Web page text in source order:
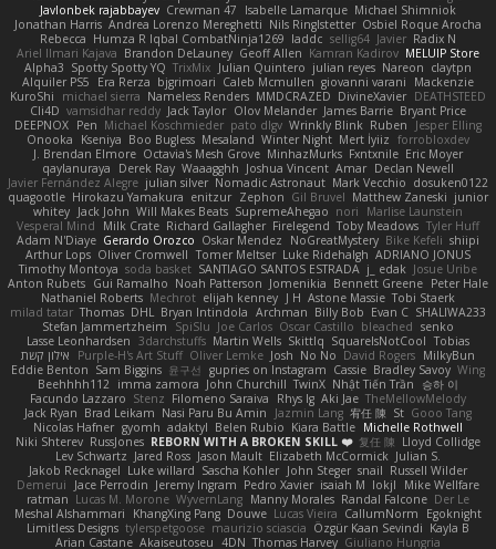
Javlonbek rajabbayev Crewman 47 Isabelle Lamarque Michael Shimniok
Jonathan Harris Andrea Lorenzo Mereghetti Nils Ringlstetter Osbiel Roque Arocha
Rebecca Humza R Iqbal CombatNinja1269 laddc sellig64 Javier Radix N
Ariel Ilmari Kajava Brandon DeLauney Geoff Allen Kamran Kadirov MELUIP Store
Alpha3 Spotty Spotty YQ TrixMix Julian Quintero julian reyes Nareon claytpn
Alquiler PS5
Era Rerza bjgrimoari Caleb Mcmullen giovanni varani
Mackenzie
KuroShi
michael sierra Nameless Renders MMDCRAZED DivineXavier DEATHSTEED
Cli4D vamsidhar reddy Jack Taylor Olov Melander James Barrie Bryant Price
DEEPNOX Pen Michael Koschmieder pato dlgv Wrinkly Blink Ruben
Jesper Elling
Onooka
Kseniya Boo Bugless Mesaland Winter Night Mert İyiiz forrobloxdev
J. Brendan Elmore Octavia's Mesh Grove MinhazMurks Fxntxnile Eric Moyer
qaylanuraya
Derek Ray Waaagghh Joshua Vincent Amar Declan Newell
Javier Fernández Alegre julian silver Nomadic Astronaut Mark Vecchio dosuken0122
quagootle Hirokazu Yamakura enitzur Zephon Gil Bruvel Matthew Zaneski junior
whitey Jack John Will Makes Beats SupremeAhegao nori
Marlise Launstein
Vesperal Mind
Milk Crate Richard Gallagher Firelegend Toby Meadows Tyler Huff
Adam N'Diaye Gerardo Orozco Oskar Mendez NoGreatMystery Bike Kefeli shiipi
Arthur Lops Oliver Cromwell Tomer Meltser Luke Ridehalgh ADRIANO JONUS
Timothy Montoya soda basket SANTIAGO SANTOS ESTRADA j_ edak Josue Uribe
Anton Rubets Gui Ramalho Noah Patterson Jomenikia Bennett Greene Peter Hale
Nathaniel Roberts Mechrot elijah kenney J H Astone Massie Tobi Staerk
milad tatar Thomas DHL Bryan Intindola Archman Billy Bob Evan C SHALIWA233
Stefan Jammertzheim
SpiSlu Joe Carlos Oscar Castillo bleached senko
Lasse Leonhardsen 3darchstuffs Martin Wells Skittlq SquareIsNotCool Tobias
אילון קשת
Purple-H's Art Stuff Oliver Lemke Josh No No David Rogers MilkyBun
Eddie Benton Sam Biggins 윤구선 gupries on Instagram Cassie Bradley Savoy Wing
Beehhhh112 imma zamora John Churchill TwinX Nhật Tiến Trần
승하 이
Facundo Lazzaro Stenz Filomeno Saraiva Rhys lg Aki Jae TheMellowMelody
Jack Ryan Brad Leikam Nasi Paru Bu Amin Jazmin Lang 宥任 陳 St Gooo Tang
Nicolas Hafner gyomh adaktyl Belen Rubio Kiara Battle Michelle Rothwell
Niki Shterev RussJones REBORN WITH A BROKEN SKILL ❤️ 复任 陳 Lloyd Collidge
Lev Schwartz Jared Ross Jason Mault Elizabeth McCormick Julian S.
Jakob Recknagel Luke willard Sascha Kohler John Steger snail Russell Wilder
Demerui
Jace Perrodin Jeremy Ingram Pedro Xavier isaiah M lokjl
Mike Wellfare
ratman Lucas M. Morone WyvernLang Manny Morales Randal Falcone Der Le
Meshal Alshammari
KhangXing Pang Douwe Lucas Vieira CallumNorm
Egoknight
Limitless Designs tylerspetgoose maurizio sciascia Özgür Kaan Sevindi Kayla B
Arian Castane Akaiseutoseu 4DN Thomas Harvey Giuliano Hungria